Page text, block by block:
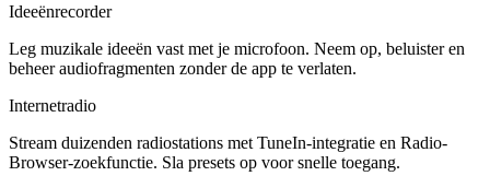
Ideeënrecorder
Leg muzikale ideeën vast met je microfoon. Neem op, beluister en
beheer audiofragmenten zonder de app te verlaten.
Internetradio
Stream duizenden radiostations met TuneIn-integratie en Radio-
Browser-zoekfunctie. Sla presets op voor snelle toegang.